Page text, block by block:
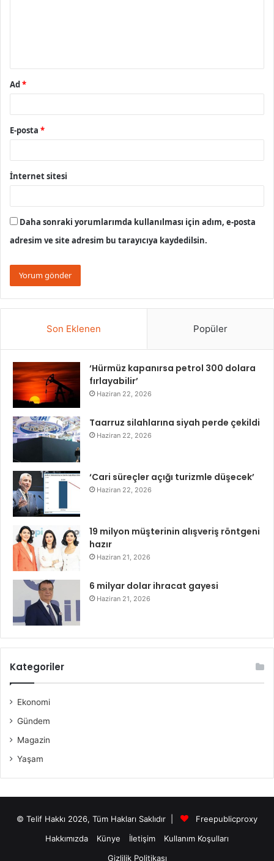
Ad*
E-posta *
İnternet sitesi
Daha sonraki yorumlarımda kullanılması için adım, e-posta
adresim ve site adresim bu tarayıcıya kaydedilsin.
Son Eklenen Popüler
‘Hürmüz kapanırsa petrol 300 dolara
fırlayabilir’
Haziran 22, 2026
Taarruz silahlarına siyah perde çekildi
Haziran 22, 2026
‘Cari süreçler açığı turizmle düşecek’
Haziran 22, 2026
19 milyon müşterinin alışveriş röntgeni
hazır
Haziran 21, 2026
6 milyar dolar ihracat gayesi
Haziran 21, 2026
Kategoriler
Ekonomi
Gündem
Magazin
Yaşam
© Telif Hakkı 2026, Tüm Hakları Saklıdır |
Freepublicproxy
Hakkımızda
Künye İletişim
Kullanım Koşulları
Gizlilik Politikası